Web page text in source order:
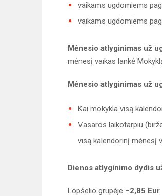
vaikams ugdomiems
vaikams ugdomiems
Mėnesio atlyginimas už
mėnesį vaikas lankė
Mėnesio atlyginimas už
Kai mokykla visą
Vasaros laikotarpiu
visą kalendorinį mėnesį
Dienos atlyginimo dydis
Lopšelio grupėje –2,85 Eur